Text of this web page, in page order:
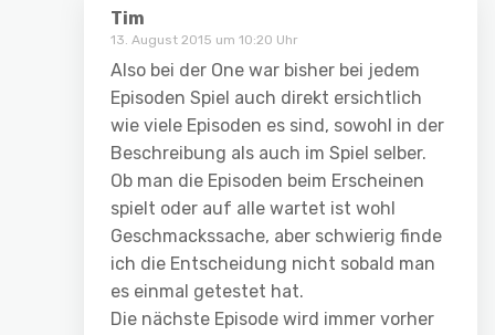
Tim
13. August 2015 um 10:20 Uhr
Also bei der One war bisher bei jedem
Episoden Spiel auch direkt ersichtlich
wie viele Episoden es sind, sowohl in der
Beschreibung als auch im Spiel selber.
Ob man die Episoden beim Erscheinen
spielt oder auf alle wartet ist wohl
Geschmackssache, aber schwierig finde
ich die Entscheidung nicht sobald man
es einmal getestet hat.
Die nächste Episode wird immer vorher